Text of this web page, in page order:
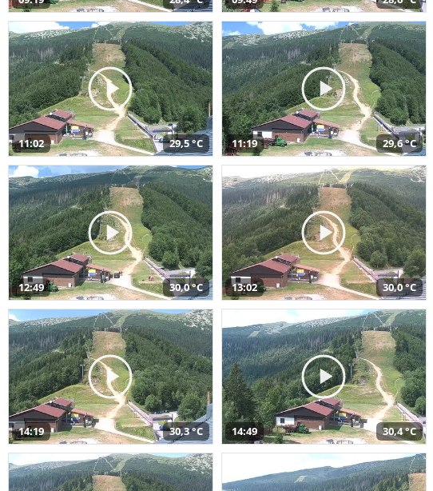
11:02 29,5 °C 11:19 29,6 °C
12:49 30,0 °C 13:02 30,0 °C
14:19 30,3 °C 14:49 30,4 °C